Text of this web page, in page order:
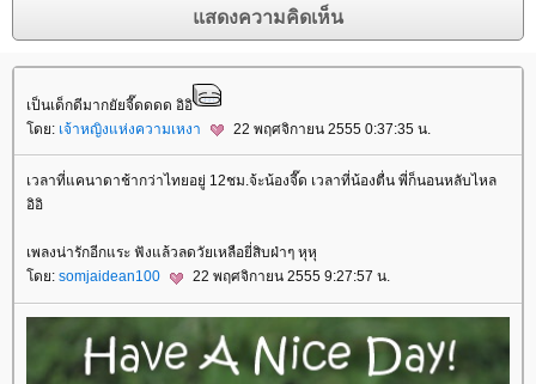
เป็นเด็กดีมากยัยจี๊ดดดด อิอิ
ดย: เจ้าหญิงแห่งความเหงา 22 พฤศจิกายน 2555 0:37:35 น.
เวลาที่แคนาดาช้ากว่าไทยอยู่ 12ชม.จ้ะน้องจี๊ด เวลาที่น้องตื่น พี่ก็นอนหลับไหล
อิอิ
เพลงน่ารักอีกแระ ฟังแล้วลดวัยเหลือยี่สิบฝ่าๆ หุหุ
ดย: somjaidean100 22 พฤศจิกายน 2555 9:27:57 น.